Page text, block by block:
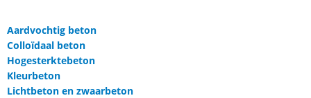
Aardvochtig beton
Colloïdaal beton
Hogesterktebeton
Kleurbeton
Lichtbeton en zwaarbeton